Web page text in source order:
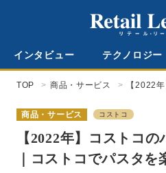
インタビュー テクノロジー
TOP 商品・サービス
【2022
商品・サービス
コストコ
【2022年】コストコ
｜コストコでパスタを